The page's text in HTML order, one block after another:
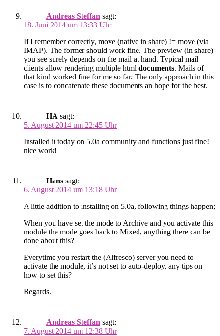
Andreas Steffan sagt:
18. Juni 2014 um 13:33 Uhr
If I remember correctly, move (native in share) != move (via
IMAP). The former should work fine. The preview (in share)
you see surely depends on the mail at hand. Typical mail
clients allow rendering multiple html documents. Mails of
that kind worked fine for me so far. The only approach in this
case is to concatenate these documents an hope for the best.
HA sagt:
5. August 2014 um 22:45 Uhr
Installed it today on 5.0a community and functions just fine!
nice work!
Hans sagt:
6. August 2014 um 13:18 Uhr
A little addition to installing on 5.0a, following things happen;
When you have set the mode to Archive and you activate this
module the mode goes back to Mixed, anything there can be
done about this?
Everytime you restart the (Alfresco) server you need to
activate the module, it’s not set to auto-deploy, any tips on
how to set this?
Regards.
Andreas Steffan sagt:
7. August 2014 um 12:38 Uhr